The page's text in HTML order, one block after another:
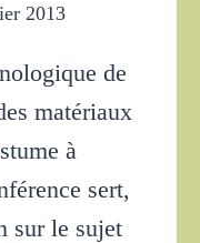
2013
de
matériaux
à
sert,
sur le sujet